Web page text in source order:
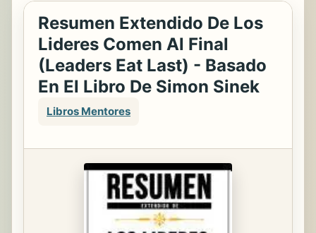
Resumen Extendido De Los
Lideres Comen Al Final
(Leaders Eat Last) - Basado
En El Libro De Simon Sinek
Libros Mentores